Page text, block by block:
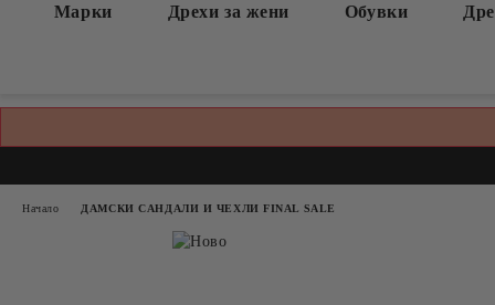
Марки Дрехи за жени Обувки
Начало ДАМСКИ САНДАЛИ И ЧЕХЛИ FINAL SALE